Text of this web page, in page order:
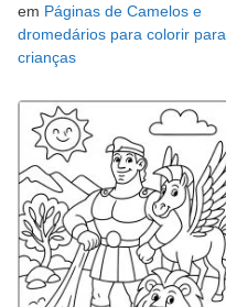
em Páginas de Camelos e
dromedários para colorir para
crianças